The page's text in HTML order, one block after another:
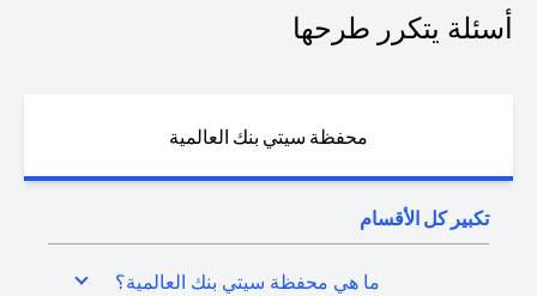
أسئلة يتكرر طرحها
محفظة سيتي بنك العالمية
تكبير كل الأقسام
ما هي محفظة سيتي بنك العالمية؟